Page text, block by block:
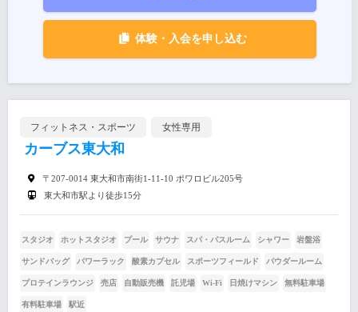
体験・入会を申し込む
フィットネス・スポーツ 女性専用
カーブス東大和
〒207-0014 東大和市南街1-11-10 ポワロビル205号
東大和市駅より徒歩15分
スタジオ ホットスタジオ プール サウナ スパ・バスルーム シャワー 岩盤浴
サンドバッグ パワーラック 酸素カプセル スポーツフィールド パウダールーム
プロテインラウンジ 売店 自動販売機 託児場 Wi-Fi 日焼けマシン 無料駐車場
有料駐車場 駅近